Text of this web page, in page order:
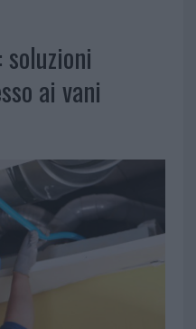
ai vani